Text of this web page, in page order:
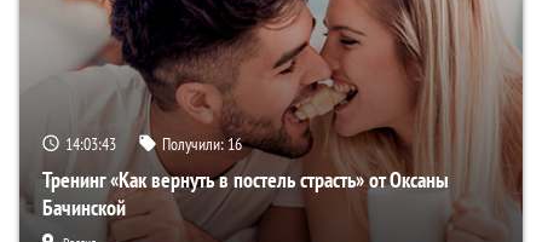
14:03:42 Получили:16
Тренинг «Как вернуть в постель страсть» от Оксаны
Бачинской